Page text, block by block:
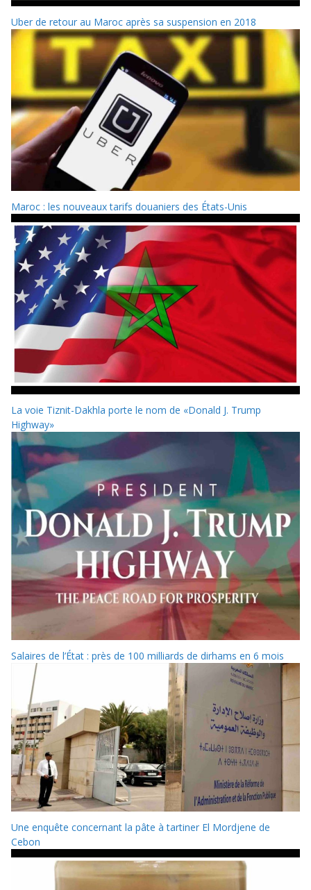
Uber de retour au Maroc après sa suspension en 2018
Maroc : les nouveaux tarifs douaniers des États-Unis
La voie Tiznit-Dakhla porte le nom de «Donald J. Trump
Highway»
Salaires de l’État : près de 100 milliards de dirhams en 6 mois
Une enquête concernant la pâte à tartiner El Mordjene de
Cebon